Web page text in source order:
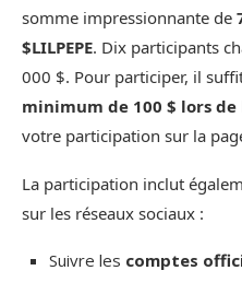
somme impressionnante de
$LILPEPE. Dix participants
000 $. Pour participer, il
minimum de 100 $ lors
votre participation sur la
La participation inclut
sur les réseaux sociaux :
Suivre les comptes